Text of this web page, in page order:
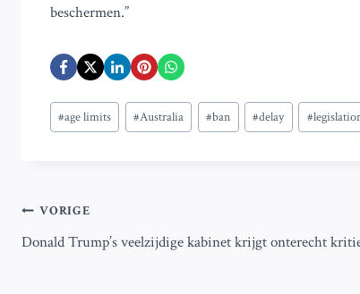
beschermen.”
Bericht
tags:
#age limits #Australia #ban #delay #
Bericht
navigatie
VORIGE
Donald Trump’s veelzijdige kabinet krijgt onterecht